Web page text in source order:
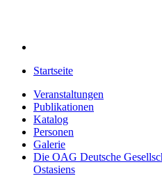
Startseite
Veranstaltungen
Publikationen
Katalog
Personen
Galerie
Die OAG Deutsche
Ostasiens